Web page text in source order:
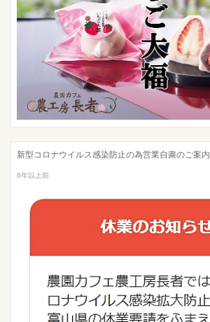
新型コロナウイルス感染防止の為営業自粛のご案内
6年以上前